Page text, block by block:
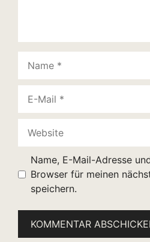
Mail
Name, E-Mail-Adresse
Browser für meinen
speichern.